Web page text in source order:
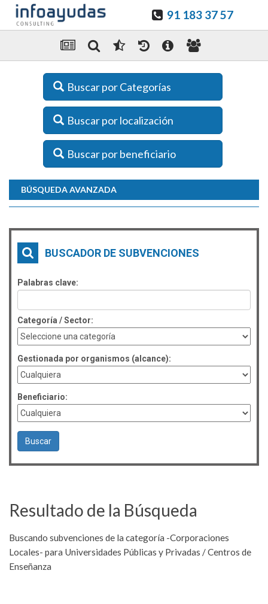
91 183 37 57
Buscar por Categorías
Buscar por localización
Buscar por beneficiario
BÚSQUEDA AVANZADA
BUSCADOR DE SUBVENCIONES
Palabras clave:
Categoría / Sector:
Gestionada por organismos (alcance):
Beneficiario:
Resultado de la Búsqueda
Buscando subvenciones de la categoría -Corporaciones
Locales- para Universidades Públicas y Privadas / Centros de
Enseñanza